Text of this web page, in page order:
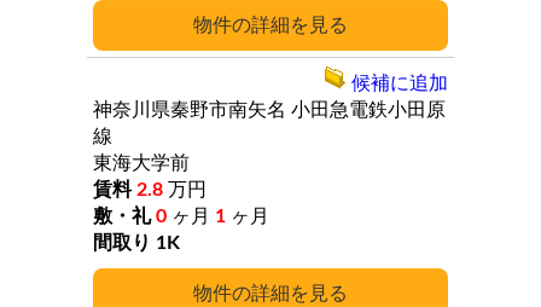
詳細
詳細
神奈川県秦野市南矢名 小田急電鉄小田原
線
東海大学前
2.8 万円
0 ヶ月 1 ヶ月
1K
候補に追加